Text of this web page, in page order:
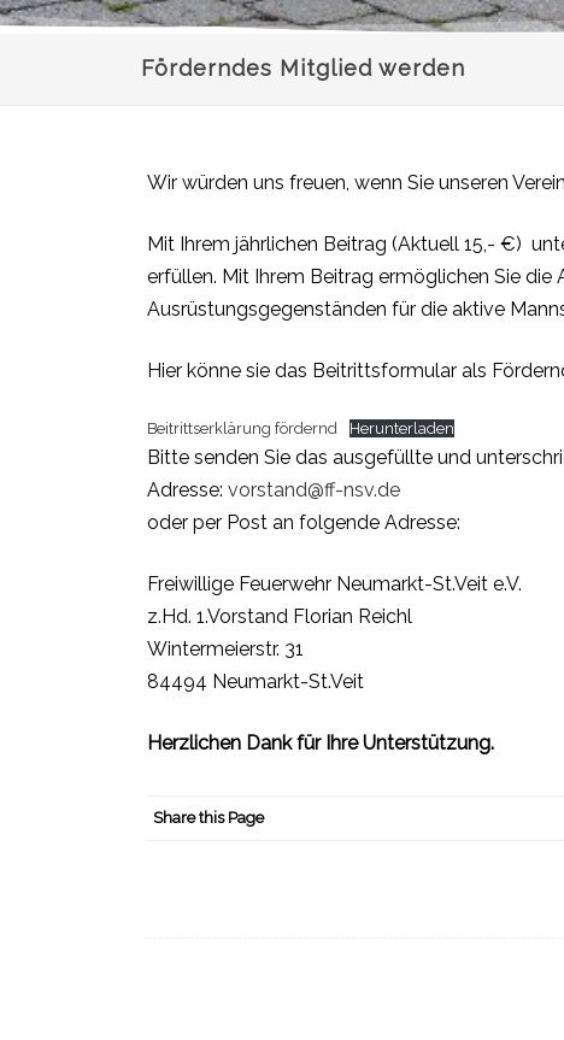
Förderndes Mitglied werden
Wir würden uns freuen, wenn Sie unseren
Mit Ihrem jährlichen Beitrag (Aktuell 15,- €)
erfüllen. Mit Ihrem Beitrag ermöglichen Sie
Ausrüstungsgegenständen für die aktive
Hier könne sie das Beitrittsformular als
Beitrittserklärung fördernd Herunterladen
Bitte senden Sie das ausgefüllte und
Adresse: vorstand@ff-nsv.de
oder per Post an folgende Adresse:
Freiwillige Feuerwehr Neumarkt-St.Veit e.V.
z.Hd. 1.Vorstand Florian Reichl
Wintermeierstr. 31
84494 Neumarkt-St.Veit
Herzlichen Dank für Ihre Unterstützung.
Share this Page